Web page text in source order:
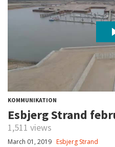
KOMMUNIKATION
Esbjerg Strand
1,511 views
March 01, 2019 Esbjerg Strand